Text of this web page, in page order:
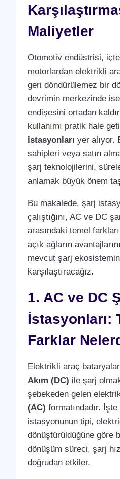
Maliyetler
Otomotiv endüstrisi,
motorlardan elektrikli
geri döndürülemez bir
devrimin merkezinde
endişesini ortadan
kullanımı pratik hale
istasyonları yer alıyor.
sahipleri veya satın
şarj teknolojilerini,
anlamak büyük önem
Bu makalede, şarj
çalıştığını, AC ve DC
arasındaki temel
açık ağların
mevcut şarj
karşılaştıracağız.
1. AC ve DC
İstasyonları:
Farklar
Elektrikli araç
Akım (DC) ile şarj
şebekeden gelen
(AC) formatındadır.
istasyonunun tipi,
dönüştürüldüğüne göre
dönüşüm süreci, şarj
doğrudan etkiler.